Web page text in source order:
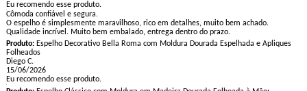
Eu recomendo esse produto.
Cômoda confiável e segura.
O espelho é simplesmente maravilhoso, rico em detalhes, muito bem achado.
Qualidade incrível. Muito bem embalado, entrega dentro do prazo.
Produto:Espelho Decorativo Bella Roma com Moldura Dourada Espelhada e Apliques
Folheados
Diego C.
15/06/2026
Eu recomendo esse produto.